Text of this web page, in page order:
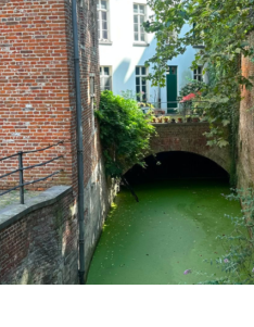
"Saint-Géry : un ancien
un avis de
le viol d’une
à Bruxelles